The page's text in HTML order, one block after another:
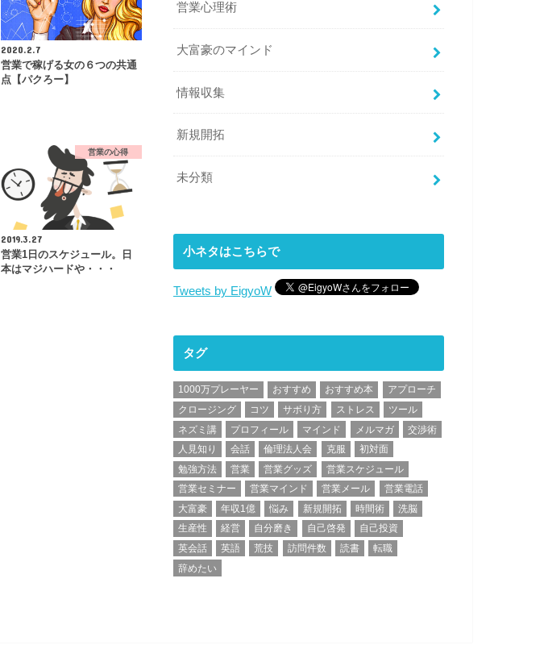
2020.2.7
営業で稼げる女の６つの共通
点【パクろー】
営業の心得
2019.3.27
営業1日のスケジュール。日
本はマジハードや・・・
営業心理術
大富豪のマインド
情報収集
新規開拓
未分類
小ネタはこちらで
Tweets by EigyoW
タグ
1000万プレーヤー おすすめ おすすめ本
アプローチ
クロージング
コツ サボり方 ストレス
ツール
ネズミ講
プロフィール マインド メルマガ
交渉術
人見知り
会話 倫理法人会 克服
初対面
勉強方法
営業 営業グッズ
営業スケジュール
営業セミナー
営業マインド 営業メール
営業電話
大富豪
年収1億 悩み 新規開拓 時間術
洗脳
生産性
経営 自分磨き 自己啓発
自己投資
英会話
英語 荒技 訪問件数 読書
転職
辞めたい